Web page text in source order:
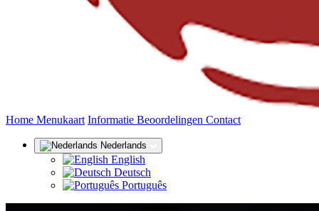
Home (huidige)
Menukaart Informatie Beoordelingen Contact
Nederlands
English
Deutsch
Português